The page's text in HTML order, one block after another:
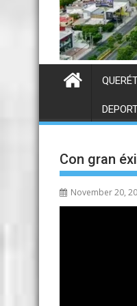
Con gran
November 20,